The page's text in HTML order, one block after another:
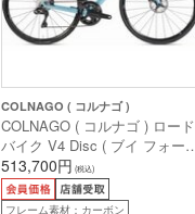
COLNAGO ( コルナゴ )
COLNAGO ( コルナゴ ) ロード
バイク V4 Disc ( ブイ フォー
ディスク ) 105 機械式 12sp
VDBL ( アズーロ ) 485S (身長
目安175cm前後)
513,700円 (税込)
フレーム素材：カーボン